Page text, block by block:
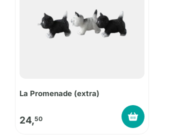
La Promenade (extra)
24,50